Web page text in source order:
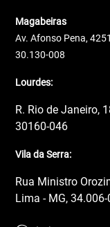
Magabeiras
Av. Afonso Pena,
30.130-008
Lourdes:
R. Rio de Janeiro,
30160-046
Vila da Serra:
Rua Ministro
Lima - MG, 34.006-